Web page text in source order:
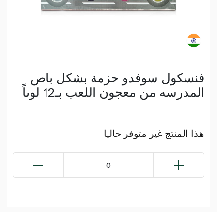
فنسكول سوفدو حزمة بشكل باص
المدرسة من معجون اللعب بـ12 لوناً
هذا المنتج غير متوفر حاليا
0